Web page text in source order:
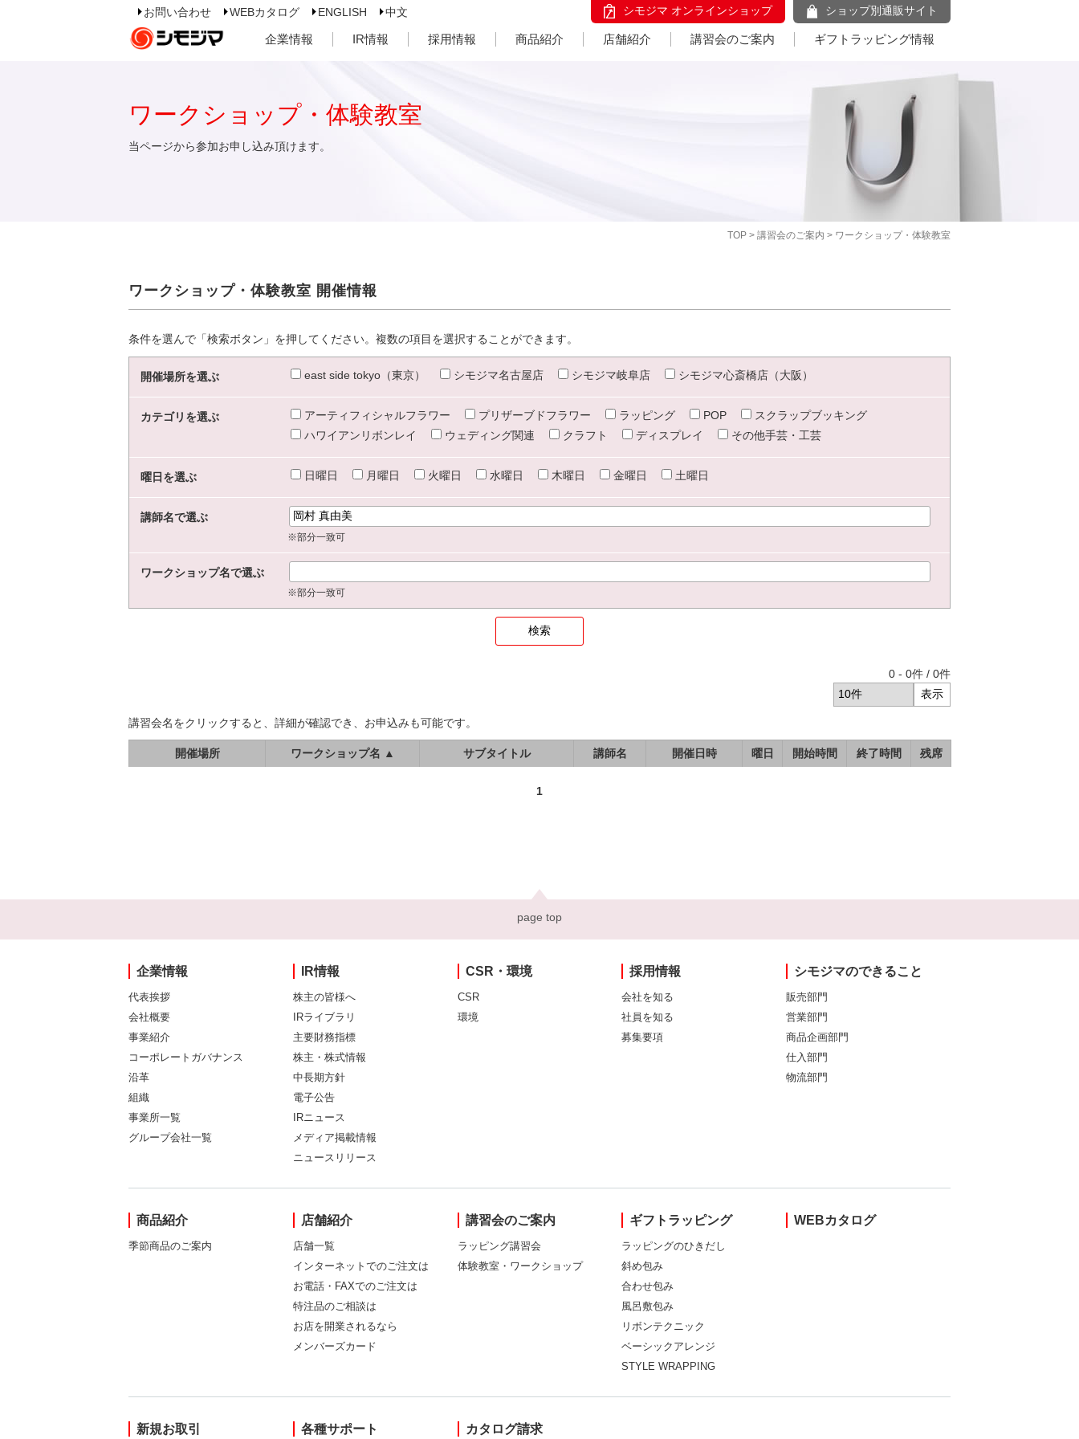
お問い合わせ WEBカタログ ENGLISH 中文 シモジマ オンラインショップ ショップ別通販サイト
企業情報 IR情報 採用情報 商品紹介 店舗紹介 講習会のご案内 ギフトラッピング情報
TOP > 講習会のご案内 > ワークショップ・体験教室
ワークショップ・体験教室
当ページから参加お申し込み頂けます。
ワークショップ・体験教室 開催情報
条件を選んで「検索ボタン」を押してください。複数の項目を選択することができます。
開催場所を選ぶ east side tokyo（東京） シモジマ名古屋店 シモジマ岐阜店 シモジマ心斎橋店（大阪）
カテゴリを選ぶ アーティフィシャルフラワー プリザーブドフラワー ラッピング POP
スクラップブッキング
ハワイアンリボンレイ
ウェディング関連 クラフト ディスプレイ その他手芸・工芸
曜日を選ぶ 日曜日 月曜日 火曜日 水曜日 木曜日 金曜日 土曜日
講師名で選ぶ
※部分一致可
ワークショップ名で選ぶ
※部分一致可
0 - 0件 / 0件
講習会名をクリックすると、詳細が確認でき、お申込みも可能です。
開催場所 ワークショップ名 ▲ サブタイトル 講師名 開催日時 曜日 開始時間 終了時間 残席
1
page top
企業情報
代表挨拶
会社概要
事業紹介
コーポレートガバナンス
沿革
組織
事業所一覧
グループ会社一覧
IR情報
株主の皆様へ
IRライブラリ
主要財務指標
株主・株式情報
中長期方針
電子公告
IRニュース
メディア掲載情報
ニュースリリース
CSR・環境
CSR
環境
採用情報
会社を知る
社員を知る
募集要項
シモジマのできること
販売部門
営業部門
商品企画部門
仕入部門
物流部門
商品紹介
季節商品のご案内
店舗紹介
店舗一覧
インターネットでのご注文は
お電話・FAXでのご注文は
特注品のご相談は
お店を開業されるなら
メンバーズカード
講習会のご案内
ラッピング講習会
体験教室・ワークショップ
ギフトラッピング
ラッピングのひきだし
斜め包み
合わせ包み
風呂敷包み
リボンテクニック
ベーシックアレンジ
STYLE WRAPPING
WEBカタログ
新規お取引 各種サポート カタログ請求